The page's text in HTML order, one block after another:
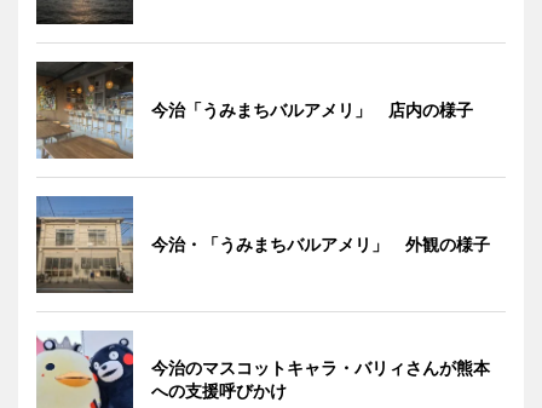
今治「うみまちバルアメリ」 店内の様子
今治・「うみまちバルアメリ」 外観の様子
今治のマスコットキャラ・バリィさんが熊本
への支援呼びかけ